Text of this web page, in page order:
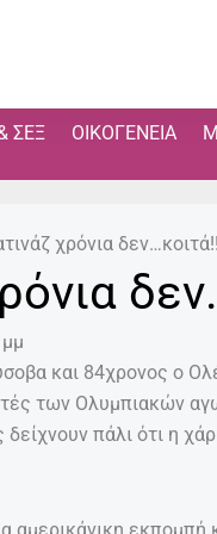
ΣΕΞ ΟΙΚΟΓΈΝΕΙΑ
χρόνια δεν…κοιτά!!
και 84χρονος ο
των Ολυμπιακών
πάλι ότι η
εκπομπή